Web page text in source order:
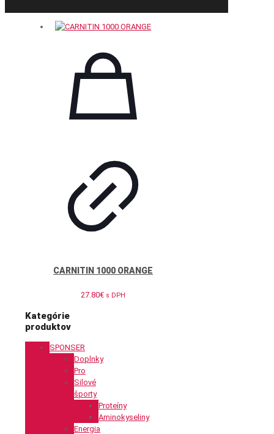
CARNITIN 1000 ORANGE
27.80€ s DPH
Kategórie
produktov
SPONSER
Doplnky
Pro
Silové
športy
Proteíny
Aminokyseliny
Energia